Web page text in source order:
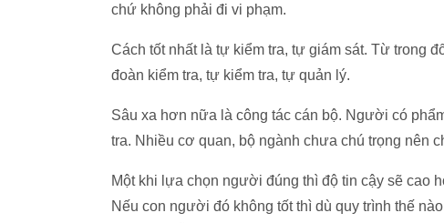
chứ không phải đi vi phạm.
Cách tốt nhất là tự kiểm tra, tự giám sát. Từ trong
đoàn kiểm tra, tự kiểm tra, tự quản lý.
Sâu xa hơn nữa là công tác cán bộ. Người có
tra. Nhiều cơ quan, bộ ngành chưa chú trọng nên
Một khi lựa chọn người đúng thì độ tin cậy sẽ cao
Nếu con người đó không tốt thì dù quy trình thế